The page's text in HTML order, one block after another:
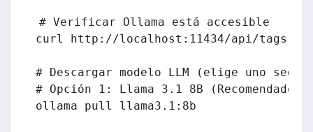
# Verificar Ollama está accesible
curl http://localhost:11434/api/tags
# Descargar modelo LLM (elige uno según
# Opción 1: Llama 3.1 8B (Recomendado
ollama pull llama3.1:8b